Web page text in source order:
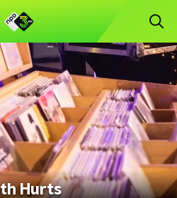
Hurts